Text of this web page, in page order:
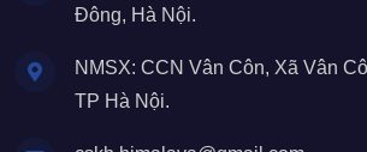
Đông, Hà Nội.
NMSX: CCN Vân Côn, Xã Vân
TP Hà Nội.